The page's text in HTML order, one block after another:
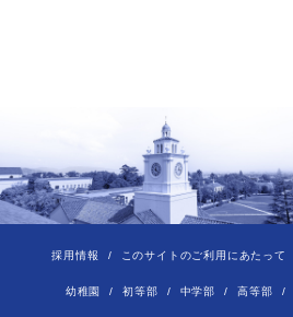
採用情報 このサイトのご利用にあたって
幼稚園 初等部 中学部 高等部